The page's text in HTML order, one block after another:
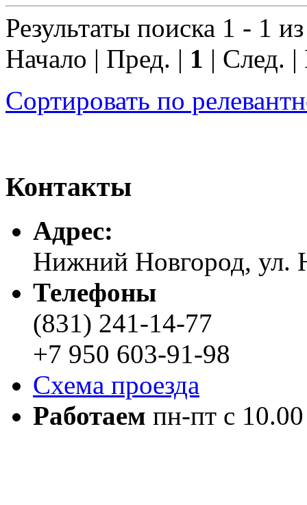
Результаты поиска 1 - 1
Начало | Пред. | 1 | След.
Сортировать по
Контакты
Адреc:
Нижний Новгород, ул.
Телефоны
(831) 241-14-77
+7 950 603-91-98
Схема проезда
Работаем пн-пт с